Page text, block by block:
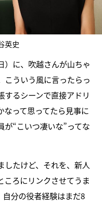
英史
）に、吹越さんが山ちゃ
こういう風に言ったらっ
するシーンで直接アドリ
なって思ってたら見事に
が“こいつ凄いな”ってな
したけど、それを、新人
ころにリンクさせてうま
自分の役者経験はまだ8